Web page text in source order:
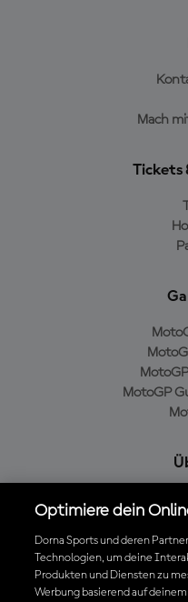
Mach
Tickets
MotoGP
Optimiere dein
Dorna Sports und deren
Technologien, um deine
Produkten und Diensten zu
Werbung basierend auf